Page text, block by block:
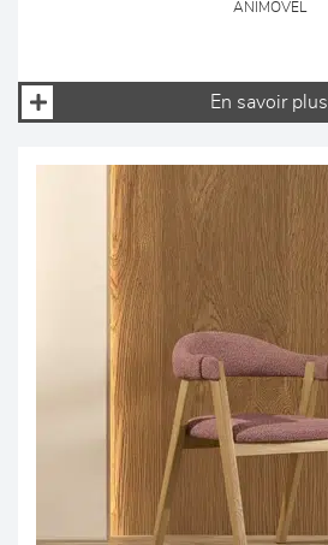
ANIMOVEL
En savoir plus